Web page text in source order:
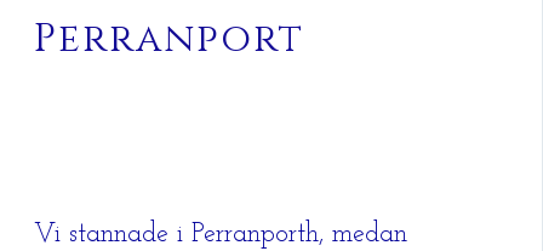
Perranport
Vi stannade i Perranporth, medan